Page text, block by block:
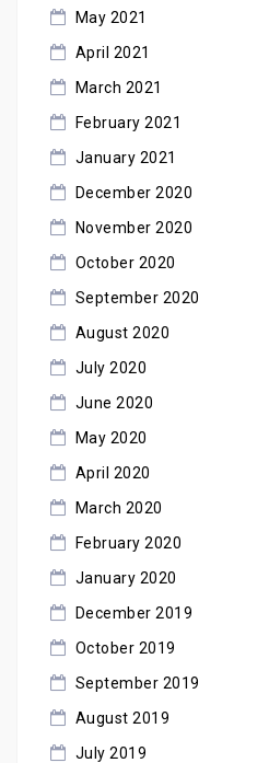
May 2021
April 2021
March 2021
February 2021
January 2021
December 2020
November 2020
October 2020
September 2020
August 2020
July 2020
June 2020
May 2020
April 2020
March 2020
February 2020
January 2020
December 2019
October 2019
September 2019
August 2019
July 2019